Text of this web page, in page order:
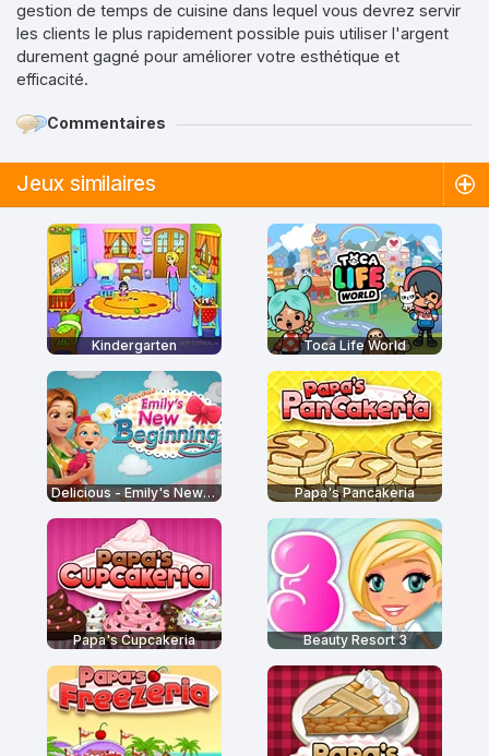
gestion de temps de cuisine dans lequel vous devrez servir
les clients le plus rapidement possible puis utiliser l'argent
durement gagné pour améliorer votre esthétique et
efficacité.
Commentaires
Jeux similaires
Kindergarten Toca Life World
Delicious - Emily's New Beginning Papa's Pancakeria
Papa's Cupcakeria Beauty Resort 3